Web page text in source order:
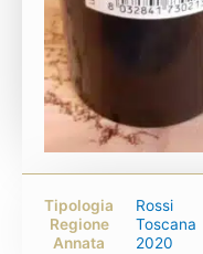
Tipologia
Rossi
Regione
Toscana
Annata
2020